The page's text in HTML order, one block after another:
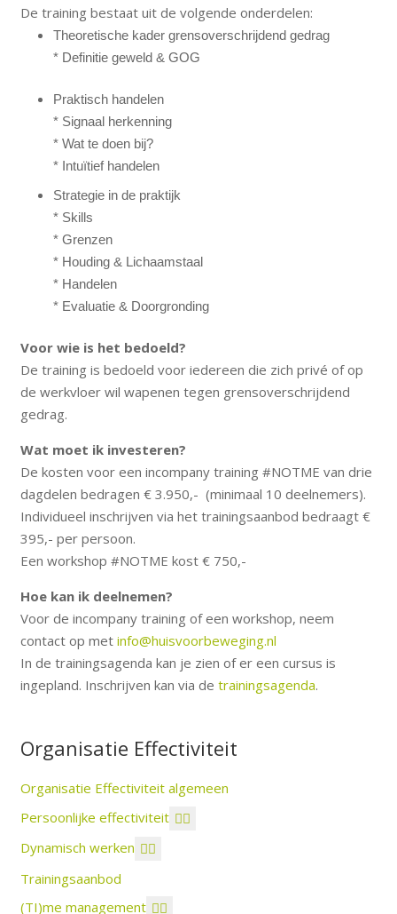
De training bestaat uit de volgende onderdelen:
Theoretische kader grensoverschrijdend gedrag
* Definitie geweld & GOG
Praktisch handelen
* Signaal herkenning
* Wat te doen bij?
* Intuïtief handelen
Strategie in de praktijk
* Skills
* Grenzen
* Houding & Lichaamstaal
* Handelen
* Evaluatie & Doorgronding
Voor wie is het bedoeld?
De training is bedoeld voor iedereen die zich privé of op
de werkvloer wil wapenen tegen grensoverschrijdend
gedrag.
Wat moet ik investeren?
De kosten voor een incompany training #NOTME van drie
dagdelen bedragen € 3.950,- (minimaal 10 deelnemers).
Individueel inschrijven via het trainingsaanbod bedraagt €
395,- per persoon.
Een workshop #NOTME kost € 750,-
Hoe kan ik deelnemen?
Voor de incompany training of een workshop, neem
contact op met info@huisvoorbeweging.nl
In de trainingsagenda kan je zien of er een cursus is
ingepland. Inschrijven kan via de trainingsagenda.
Organisatie Effectiviteit
Organisatie Effectiviteit algemeen
Persoonlijke effectiviteit
Dynamisch werken
Trainingsaanbod
(TI)me management